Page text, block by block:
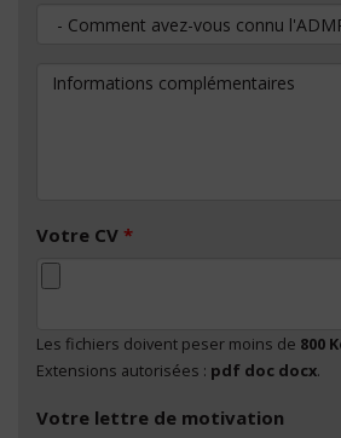
Comment avez-vous connu
Informations complémentaires
Votre CV *
Les fichiers doivent peser moins de 800
Extensions autorisées : pdf doc docx.
Votre lettre de motivation